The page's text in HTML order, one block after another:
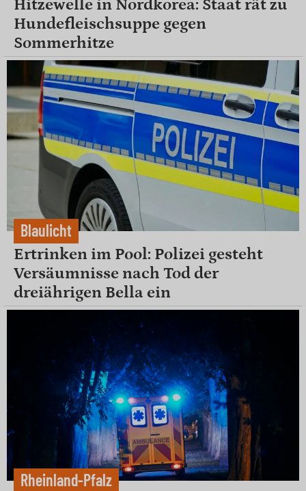
Hitzewelle in Nordkorea: Staat rät zu
Hundefleischsuppe gegen
Sommerhitze
Blaulicht
Ertrinken im Pool: Polizei gesteht
Versäumnisse nach Tod der
dreiährigen Bella ein
Rheinland-Pfalz